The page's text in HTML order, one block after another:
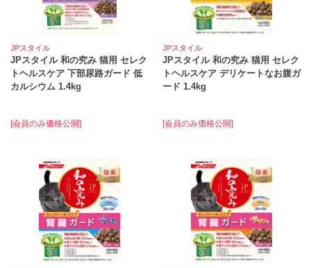
JPスタイル
JPスタイル 和の究み 猫用 セレク
トヘルスケア 下部尿路ガード 低
カルシウム 1.4kg
[会員のみ価格公開]
JPスタイル
JPスタイル 和の究み 猫用 セレク
トヘルスケア デリケートなお腹ガ
ード 1.4kg
[会員のみ価格公開]